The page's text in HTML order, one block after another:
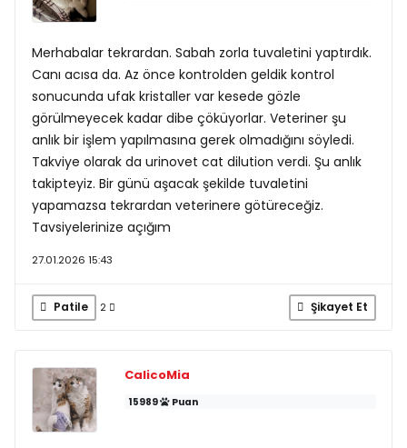
Merhabalar tekrardan. Sabah zorla tuvaletini yaptırdık.
Canı acısa da. Az önce kontrolden geldik kontrol
sonucunda ufak kristaller var kesede gözle
görülmeyecek kadar dibe çöküyorlar. Veteriner şu
anlık bir işlem yapılmasına gerek olmadığını söyledi.
Takviye olarak da urinovet cat dilution verdi. Şu anlık
takipteyiz. Bir günü aşacak şekilde tuvaletini
yapamazsa tekrardan veterinere götüreceğiz.
Tavsiyelerinize açığım
27.01.2026 15:43
Patile 2 Şikayet Et
CalicoMia
15989 Puan